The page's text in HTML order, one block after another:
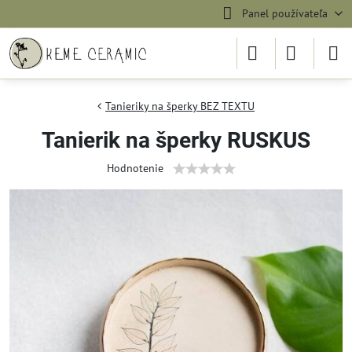
Panel používateľa
Tanieriky na šperky BEZ TEXTU
Tanierik na šperky RUSKUS
Hodnotenie